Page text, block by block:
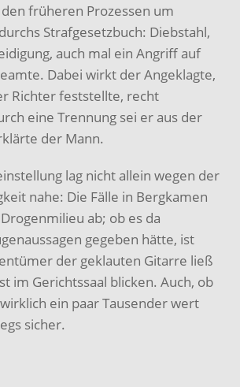
den früheren Prozessen um
Strafgesetzbuch: Diebstahl,
auch mal ein Angriff auf
Dabei wirkt der Angeklagte,
Richter feststellte, recht
eine Trennung sei er aus der
der Mann.
lag nicht allein wegen der
nahe: Die Fälle in Bergkamen
ab; ob es da
gegeben hätte, ist
der geklauten Gitarre ließ
im Gerichtssaal blicken. Auch, ob
ein paar Tausender wert
sicher.